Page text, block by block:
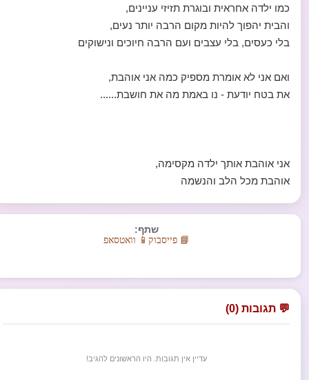
כמו ילדה אחראית ובוגרת תזיזי עניינים,
והבית יהפוך להיות מקום הרבה יותר נעים,
בלי כעסים, בלי עצבים ועם הרבה חיוכים ונישוקים
ואם אני לא אומרת מספיק כמה אני אוהבת,
את בטח יודעת - נו באמת מה את חושבת......
אני אוהבת אותך ילדה מקסימה,
אוהבת מכל הלב והנשמה
שתף:
📘 פייסבוק 📱 וואטסאפ
💬 תגובות (0)
עדיין אין תגובות. היו הראשונים להגיב!